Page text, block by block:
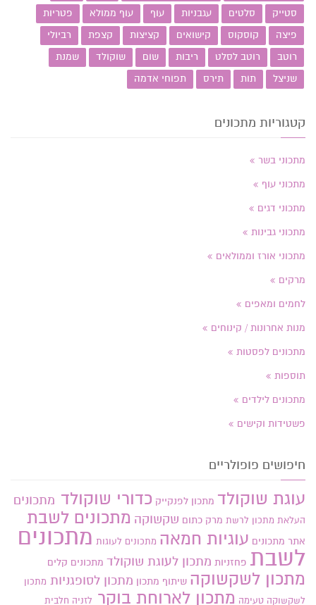
סטייק
סלטים עגבניות עוף עוף ממולא
פטריות
פיצה
קוסקוס קישואים קציצות קצפת
רביולי
רוטב
רוטב לסלט ריבות שום שוקולד
שמנת
שניצל
תות תירס תפוחי אדמה
קטגוריות מתכונים
מתכוני בשר
מתכוני עוף
מתכוני דגים
מתכוני גבינות
מתכוני אורז וממולאים
מרקים
לחמים ומאפים
מנות אחרונות / קינוחים
מתכונים לפסטות
תוספות
מתכונים לילדים
פשטידות וקישים
חיפושים פופולריים
עוגת שוקולד מתכון לפנקייק כדורי שוקולד מתכונים
העלאת מתכון לרשת מרק כתום שקשוקה מתכונים לשבת
אתר מתכונים עוגיות חמאה מתכונים לעוגות מתכונים
לשבת פחזניות מתכון לעוגת שוקולד מתכונים קלים
מתכון לשקשוקה שיתוף מתכון מתכון לסופגניות מתכון
לשקשוקה טעימה מתכון לארוחת בוקר לזניה חלבית